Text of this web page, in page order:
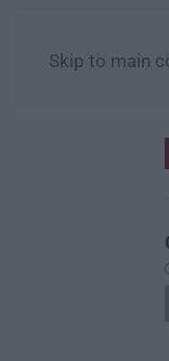
Skip to main
in sicurezza del Fiume